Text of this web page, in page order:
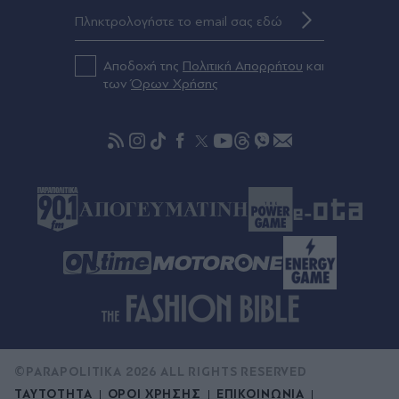
Ουκρανία: Nέα ρωσική επίθεση στο Κίεβο και την
περιφέρειά του - Τουλάχιστον 3 νεκροί, ανάμεσά
τους ένα παιδί
Φωτιά σε τριώροφο κτίριο στο κέντρο της
Αθήνας - Άτομο εγκλωβίστηκε στον 2ο όροφο
Αποδοχή της Πολιτική Απορρήτου και
τωνΌρων Χρήσης
ΤΑΥΤΟΤΗΤΑ ΟΡΟΙ ΧΡΗΣΗΣ ΕΠΙΚΟΙΝΩΝΙΑ
©PARAPOLITIKA 2026 ALL RIGHTS RESERVED